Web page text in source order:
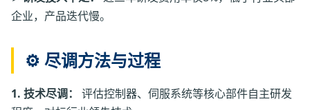
企业，产品迭代慢。
⚙️ 尽调方法与过程
1. 技术尽调：
评估控制器、伺服系统等核心部件自主研发